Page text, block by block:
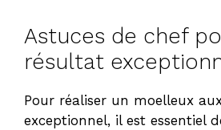
Astuces de chef
résultat
Pour réaliser un moelleux
exceptionnel, il est essentiel